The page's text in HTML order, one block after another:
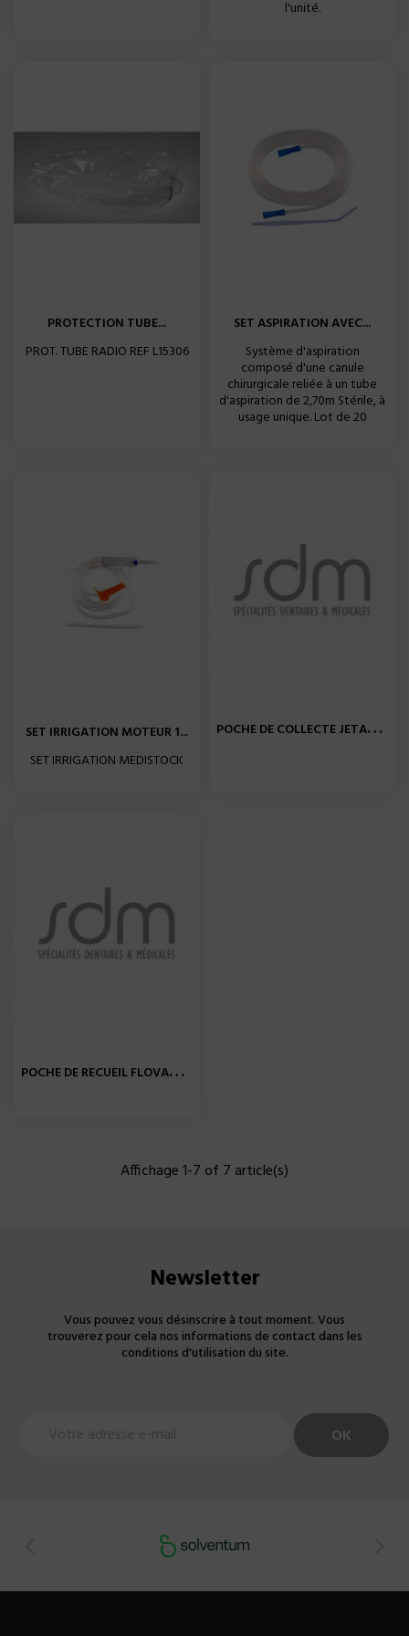
l'unité.
PROTECTION TUBE...
PROT. TUBE RADIO REF L15306
SET ASPIRATION AVEC...
Système d'aspiration
composé d'une canule
chirurgicale reliée à un tube
d'aspiration de 2,70m Stérile, à
usage unique. Lot de 20
SET IRRIGATION MOTEUR 1...
SET IRRIGATION MEDISTOCK
P
OCHE DE COLLECTE JETABLE...
P
OCHE DE RECUEIL FLOVAC 2L...
Affichage 1-7 of 7 article(s)
Newsletter
Vous pouvez vous désinscrire à tout moment. Vous
trouverez pour cela nos informations de contact dans les
conditions d'utilisation du site.